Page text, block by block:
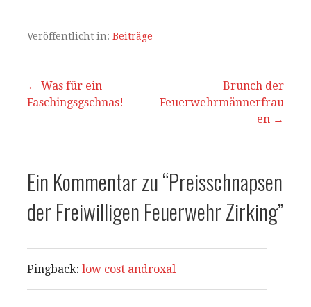
s
p
p
e
o
o
l
n
Veröffentlicht in: Beiträge
Beitrags-
← Was für ein
Faschingsgschnas!
Brunch der
Feuerwehrmännerfrau
en →
Ein Kommentar zu“Preisschnapsen
der Freiwilligen Feuerwehr Zirking”
Pingback: low cost androxal